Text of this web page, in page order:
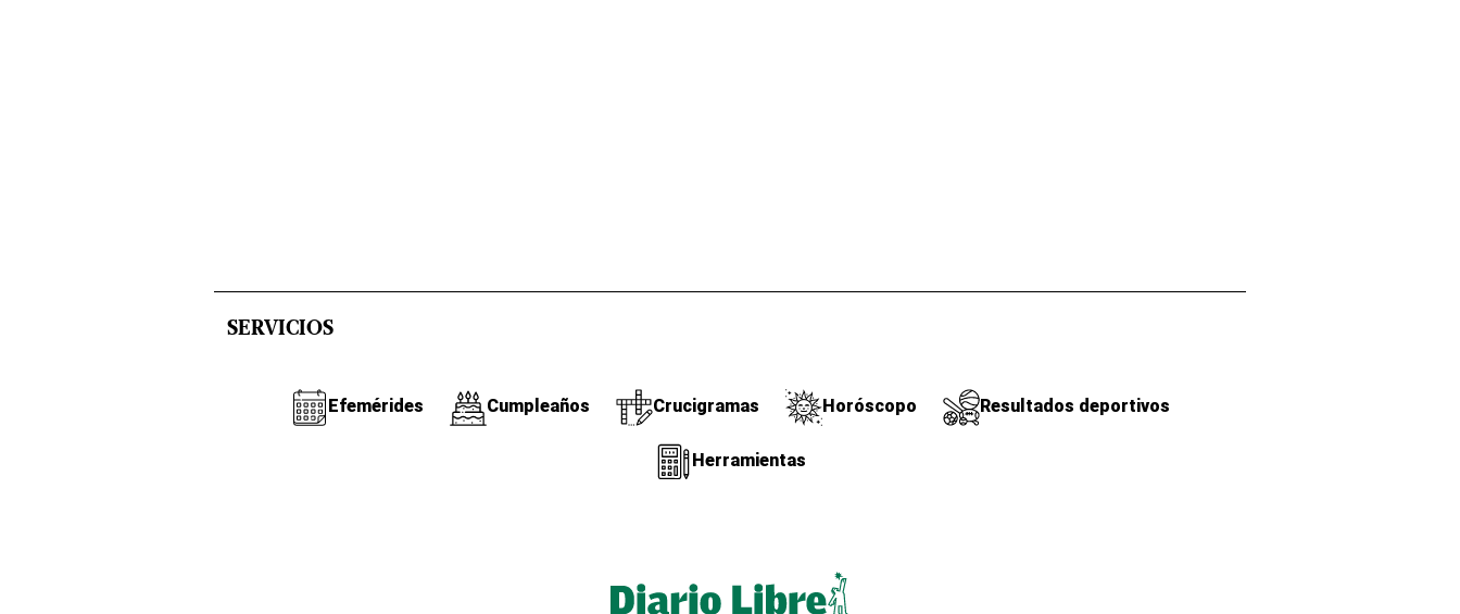
SERVICIOS
Efemérides Cumpleaños Crucigramas Horóscopo Resultados deportivos
Herramientas